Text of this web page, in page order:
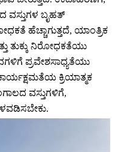
ವಸ್ತುಗಳ ಬೃಹತ್
ಹೆಚ್ಚಾಗುತ್ತದೆ, ಯಾಂತ್ರಿಕ
ತುಕ್ಕು ನಿರೋಧಕತೆಯು
ಪ್ರವೇಶಸಾಧ್ಯತೆಯು
ಕ್ರಿಯಾತ್ಮಕ
ವಸ್ತುಗಳಿಗೆ,